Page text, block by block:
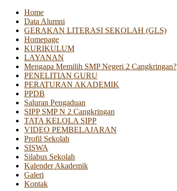
Home
Data Alumni
GERAKAN LITERASI SEKOLAH (GLS)
Homepage
KURIKULUM
LAYANAN
Mengapa Memilih SMP Negeri 2 Cangkringan?
PENELITIAN GURU
PERATURAN AKADEMIK
PPDB
Saluran Pengaduan
SIPP SMP N 2 Cangkringan
TATA KELOLA SIPP
VIDEO PEMBELAJARAN
Profil Sekolah
SISWA
Silabus Sekolah
Kalender Akademik
Galeri
Kontak